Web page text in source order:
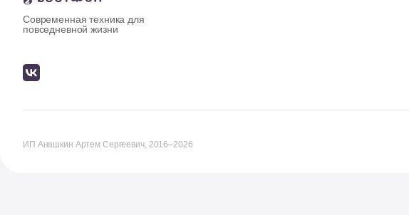
Современная техника для
повседневной жизни
ИП Анашкин Артем Сергеевич, 2016–2026